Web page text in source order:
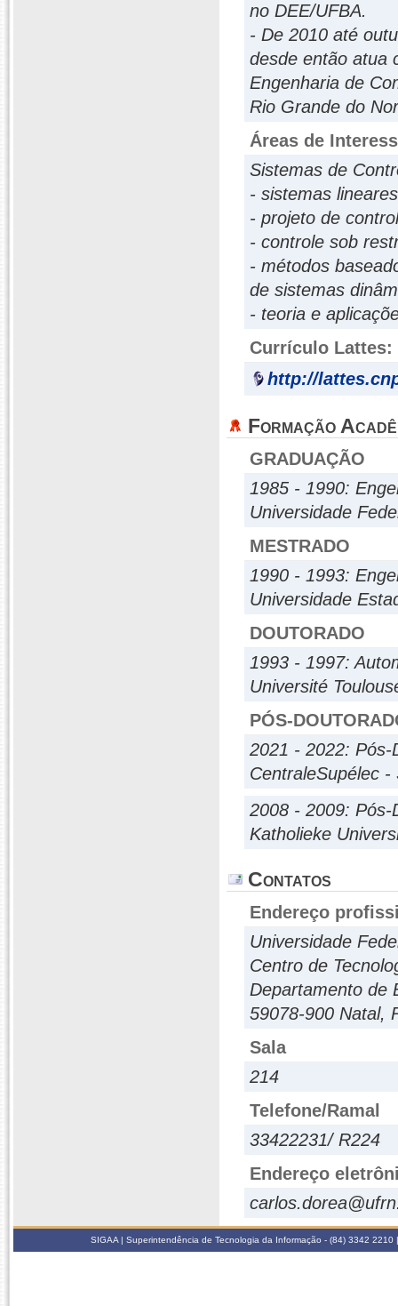
no DEE/UFBA.
- De 2010 até
desde então atua
Engenharia de
Rio Grande do
Áreas de
Sistemas de
- sistemas lineares
- projeto de
- controle sob
- métodos
de sistemas
- teoria e
Currículo Lattes:
http://
Formação
GRADUAÇÃO
1985 - 1990:
Universidade
MESTRADO
1990 - 1993:
Universidade
DOUTORADO
1993 - 1997:
Université
PÓS-
2021 - 2022: Pós-
CentraleSupélec -
2008 - 2009: Pós-
Katholieke
Contatos
Endereço
Universidade
Centro de
Departamento de
59078-900 Natal,
Sala
214
Telefone/Ramal
33422231/ R224
Endereço
SIGAA | Superintendência de Tecnologia da Informação - (84) 3342